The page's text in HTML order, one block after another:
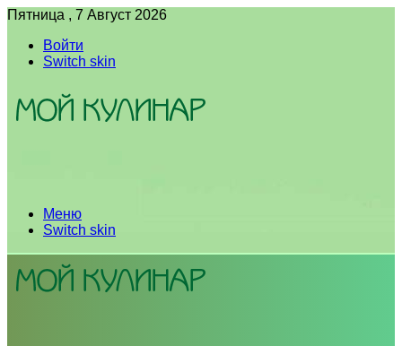
Пятница , 7 Август 2026
Войти
Switch skin
Меню
Switch skin